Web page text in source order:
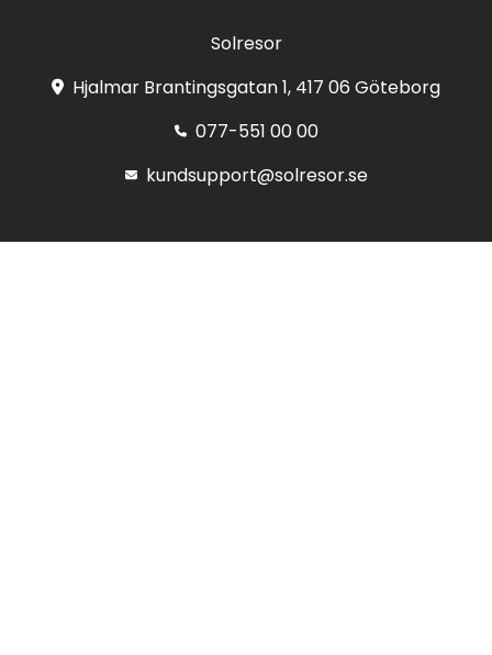
Solresor
Hjalmar Brantingsgatan 1, 417 06 Göteborg
077-551 00 00
kundsupport@solresor.se